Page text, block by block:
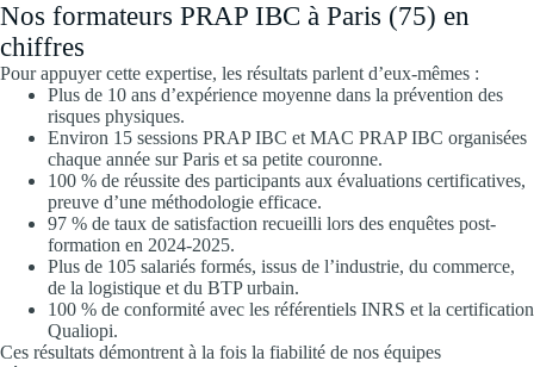
Nos formateurs PRAP IBC à Paris (75) en
chiffres
Pour appuyer cette expertise, les résultats parlent d’eux-mêmes :
Plus de 10 ans d’expérience moyenne dans la prévention des
risques physiques.
Environ 15 sessions PRAP IBC et MAC PRAP IBC organisées
chaque année sur Paris et sa petite couronne.
100 % de réussite des participants aux évaluations certificatives,
preuve d’une méthodologie efficace.
97 % de taux de satisfaction recueilli lors des enquêtes post-
formation en 2024-2025.
Plus de 105 salariés formés, issus de l’industrie, du commerce,
de la logistique et du BTP urbain.
100 % de conformité avec les référentiels INRS et la certification
Qualiopi.
Ces résultats démontrent à la fois la fiabilité de nos équipes